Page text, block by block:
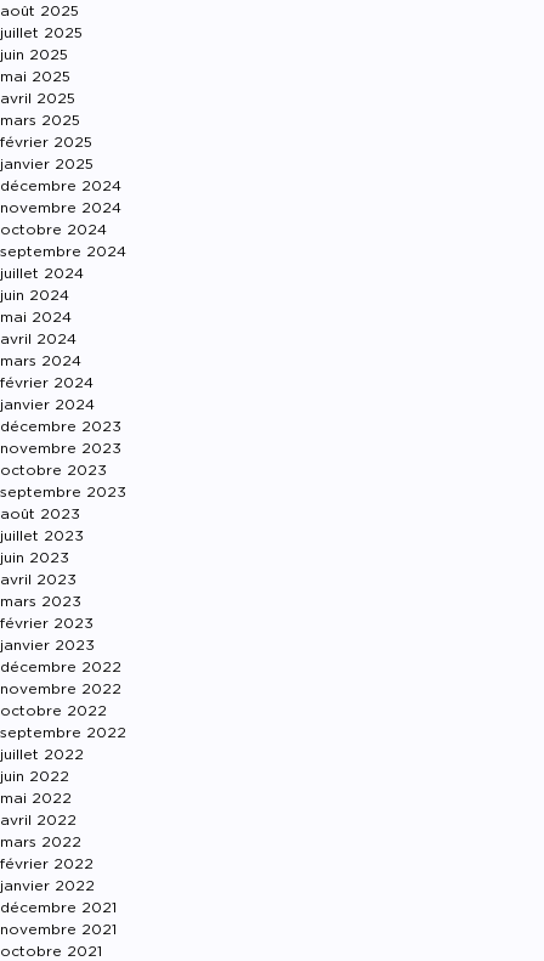
août 2025
juillet 2025
juin 2025
mai 2025
avril 2025
mars 2025
février 2025
janvier 2025
décembre 2024
novembre 2024
octobre 2024
septembre 2024
juillet 2024
juin 2024
mai 2024
avril 2024
mars 2024
février 2024
janvier 2024
décembre 2023
novembre 2023
octobre 2023
septembre 2023
août 2023
juillet 2023
juin 2023
avril 2023
mars 2023
février 2023
janvier 2023
décembre 2022
novembre 2022
octobre 2022
septembre 2022
juillet 2022
juin 2022
mai 2022
avril 2022
mars 2022
février 2022
janvier 2022
décembre 2021
novembre 2021
octobre 2021